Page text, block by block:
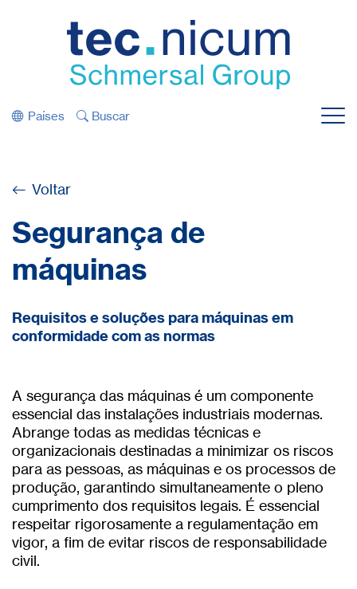
Países Buscar Menu
Voltar
Segurança de
máquinas
Requisitos e soluções para máquinas em
conformidade com as normas
A segurança das máquinas é um componente
essencial das instalações industriais modernas.
Abrange todas as medidas técnicas e
organizacionais destinadas a minimizar os riscos
para as pessoas, as máquinas e os processos de
produção, garantindo simultaneamente o pleno
cumprimento dos requisitos legais. É essencial
respeitar rigorosamente a regulamentação em
vigor, a fim de evitar riscos de responsabilidade
civil.